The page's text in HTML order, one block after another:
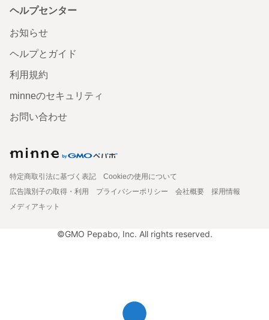
ヘルプセンター
お知らせ
ヘルプとガイド
利用規約
minneのセキュリティ
お問い合わせ
特定商取引法に基づく表記
Cookieの使用について
広告識別子の取得・利用
プライバシーポリシー 会社概要
採用情報
メディアキット
©GMO Pepabo, Inc. All rights reserved.